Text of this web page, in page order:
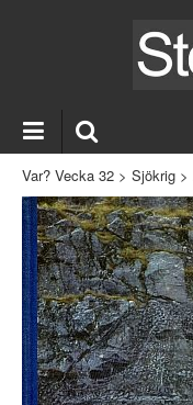
Var? Vecka 32 > Sjökrig >